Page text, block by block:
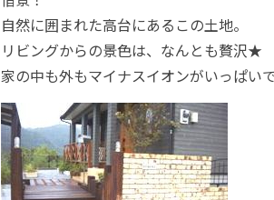
自然に囲まれた高台にあるこの土地。
リビングからの景色は、なんとも贅沢★
家の中も外もマイナスイオンがいっぱい